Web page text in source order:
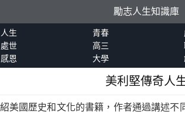
勵志人生知識庫
人生 青春
處世 高三
感恩 大學
美利堅傳奇人
美國歷史和文化的書籍，作者通過講述